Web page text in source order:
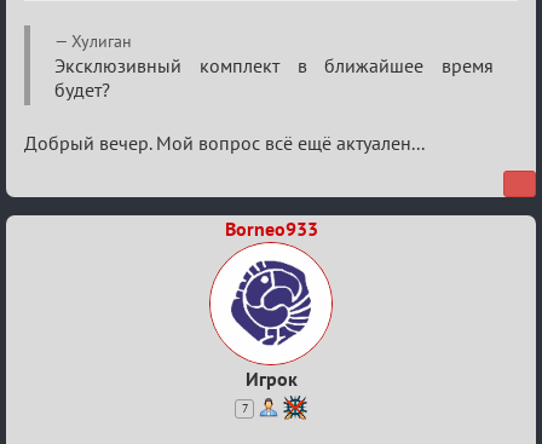
Re:
Вопросы
Хулиган
Эксклюзивный комплект в ближайшее время
будет?
Добрый вечер. Мой вопрос всё ещё актуален...
Borneo933
Игрок
7